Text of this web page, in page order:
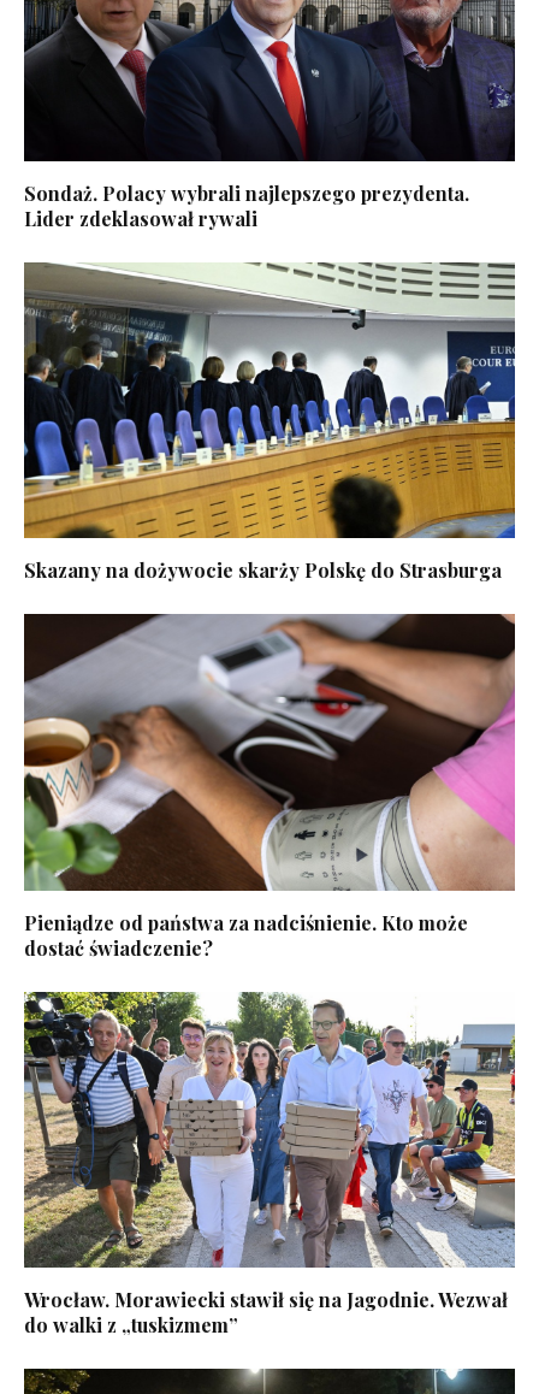
Sondaż. Polacy wybrali najlepszego prezydenta.
Lider zdeklasował rywali
Skazany na dożywocie skarży Polskę do Strasburga
Pieniądze od państwa za nadciśnienie. Kto może
dostać świadczenie?
Wrocław. Morawiecki stawił się na Jagodnie. Wezwał
do walki z „tuskizmem”